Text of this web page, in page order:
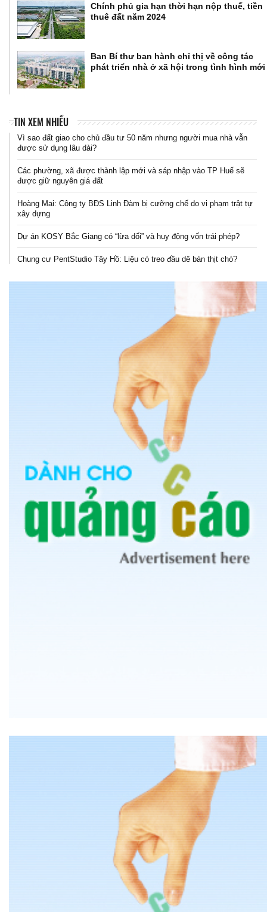
Chính phủ gia hạn thời hạn nộp thuế, tiền
thuê đất năm 2024
Ban Bí thư ban hành chỉ thị về công tác
phát triển nhà ở xã hội trong tình hình mới
TIN XEM NHIỀU
Vì sao đất giao cho chủ đầu tư 50 năm nhưng người mua nhà vẫn
được sử dụng lâu dài?
Các phường, xã được thành lập mới và sáp nhập vào TP Huế sẽ
được giữ nguyên giá đất
Hoàng Mai: Công ty BĐS Linh Đàm bị cưỡng chế do vi phạm trật tự
xây dựng
Dự án KOSY Bắc Giang có “lừa dối” và huy động vốn trái phép?
Chung cư PentStudio Tây Hồ: Liệu có treo đầu dê bán thịt chó?